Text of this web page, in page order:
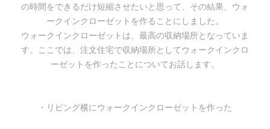
の時間をできるだけ短縮させたいと思って、その結果、ウォ
ークインクローゼットを作ることにしました。
ウォークインクローゼットは、最高の収納場所となっていま
す。ここでは、注文住宅で収納場所としてウォークインクロ
ーゼットを作ったことについてお話します。
・リビング横にウォークインクローゼットを作った